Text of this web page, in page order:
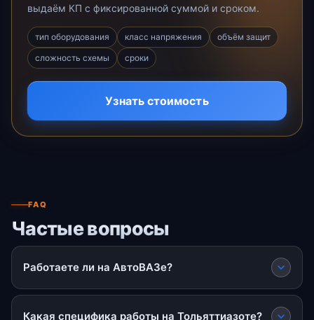
выдаём КП с фиксированной суммой и сроком.
тип оборудования класс напряжения
объём защит
сложность схемы
сроки
Узнать стоимость
FAQ
Частые вопросы
Работаете ли на АвтоВАЗе?
Какая специфика работы на Тольяттиазоте?